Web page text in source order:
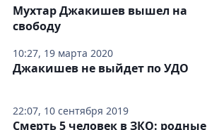
10:27, 19 марта 2020
Мухтар Джакишев вышел на
свободу
22:07, 10 сентября 2019
Джакишев не выйдет по УДО
Смерть 5 человек в ЗКО: родные